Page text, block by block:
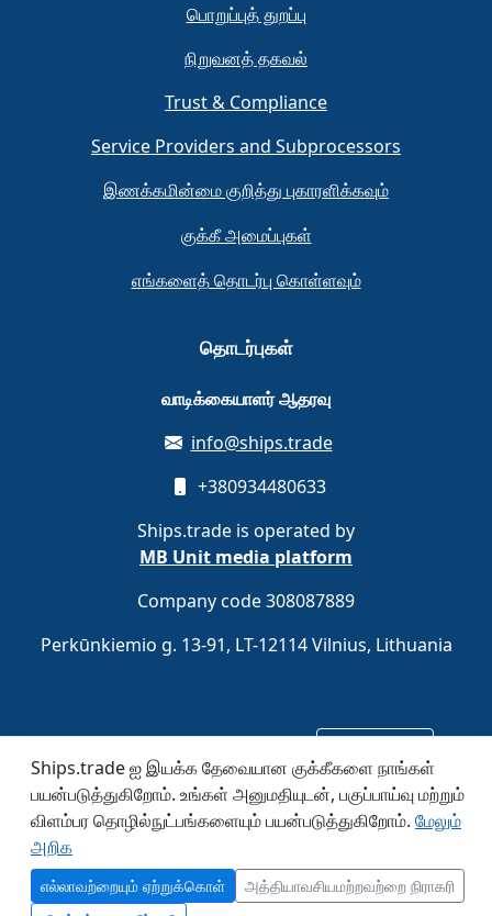
பொறுப்புத் துறப்பு
நிறுவனத் தகவல்
Trust & Compliance
Service Providers and Subprocessors
இணக்கமின்மை குறித்து புகாரளிக்கவும்
குக்கீ அமைப்புகள்
எங்களைத் தொடர்பு கொள்ளவும்
தொடர்புகள்
வாடிக்கையாளர் ஆதரவு
info@ships.trade
+380934480633
Ships.trade is operated by
MB Unit media platform
Company code 308087889
Perkūnkiemio g. 13-91, LT-12114 Vilnius, Lithuania
© 2020–2026 Ships.trade. Operated byMB Unit media
Ships.trade ஐ இயக்க தேவையான குக்கீகளை நாங்கள்
பயன்படுத்துகிறோம். உங்கள் அனுமதியுடன், பகுப்பாய்வு மற்றும்
விளம்பர தொழில்நுட்பங்களையும் பயன்படுத்துகிறோம். மேலும்
அறிக
எல்லாவற்றையும் ஏற்றுக்கொள்
அத்தியாவசியமற்றவற்றை நிராகரி